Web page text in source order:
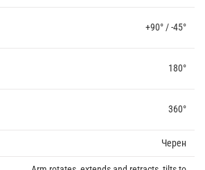
+90° / -45°
180°
360°
Черен